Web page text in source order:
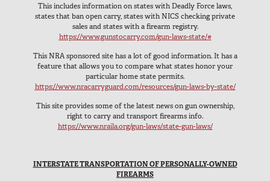
Base Line
Digital Command Designs
EN SERVICIO
Profesional armado
Fuerzas Armadas
Bomberos/SEM
This includes information on states with Deadly Force laws,
states that ban open carry, states with NICS checking private
sales and states with a firearm registry.
https://www.gunstocarry.com/gun-laws-state/#
This NRA sponsored site has a lot of good information. It has a
feature that allows you to compare what states honor your
particular home state permits.
https://www.nracarryguard.com/resources/gun-laws-by-state/
This site provides some of the latest news on gun ownership,
right to carry and transport firearms info.
https://www.nraila.org/gun-laws/state-gun-laws/
INTERSTATE TRANSPORTATION OF PERSONALLY-OWNED
FIREARMS